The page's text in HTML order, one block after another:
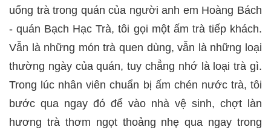
uống trà trong quán của người anh em Hoàng Bách
- quán Bạch Hạc Trà, tôi gọi một ấm trà tiếp khách.
Vẫn là những món trà quen dùng, vẫn là những loại
thường ngày của quán, tuy chẳng nhớ là loại trà gì.
Trong lúc nhân viên chuẩn bị ấm chén nước trà, tôi
bước qua ngay đó để vào nhà vệ sinh, chợt làn
hương trà thơm ngọt thoảng nhẹ qua ngay trong